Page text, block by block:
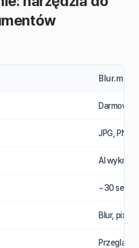
Blur.me
Darmowy
JPG, PNG,
AI
~30 sek
Blur,